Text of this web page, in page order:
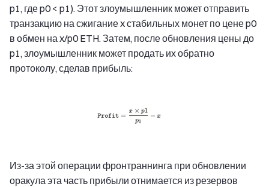
p1, где p0 < p1). Этот злоумышленник может отправить
транзакцию на сжигание x стабильных монет по цене p0
в обмен на x/p0 ETH. Затем, после обновления цены до
p1, злоумышленник может продать их обратно
протоколу, сделав прибыль:
Из-за этой операции фронтраннинга при обновлении
оракула эта часть прибыли отнимается из резервов